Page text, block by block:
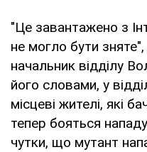
"Це завантажено з
не могло бути
начальник відділу
його словами, у
місцеві жителі, які
тепер бояться
чутки, що мутант